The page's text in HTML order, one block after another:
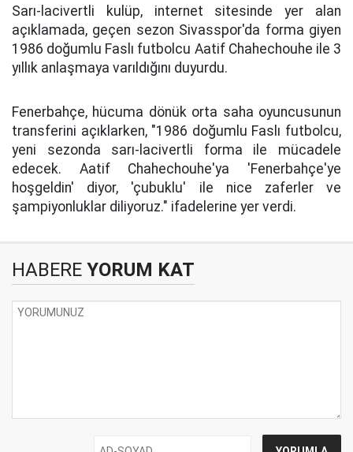
Sarı-lacivertli kulüp, internet sitesinde yer alan
açıklamada, geçen sezon Sivasspor'da forma giyen
1986 doğumlu Faslı futbolcu Aatif Chahechouhe ile 3
yıllık anlaşmaya varıldığını duyurdu.
Fenerbahçe, hücuma dönük orta saha oyuncusunun
transferini açıklarken, "1986 doğumlu Faslı futbolcu,
yeni sezonda sarı-lacivertli forma ile mücadele
edecek. Aatif Chahechouhe'ya 'Fenerbahçe'ye
hoşgeldin' diyor, 'çubuklu' ile nice zaferler ve
şampiyonluklar diliyoruz." ifadelerine yer verdi.
HABERE YORUM KAT